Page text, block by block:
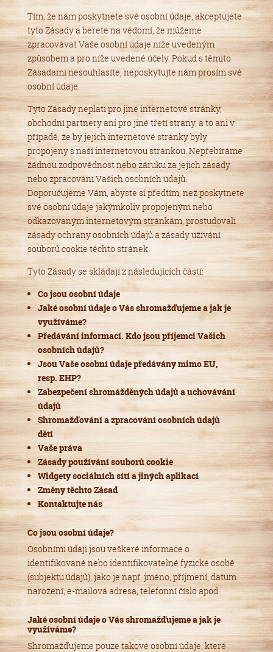
Tím, že nám poskytnete své osobní údaje, akceptujete
tyto Zásady a berete na vědomí, že můžeme
zpracovávat Vaše osobní údaje níže uvedeným
způsobem a pro níže uvedené účely. Pokud s těmito
Zásadami nesouhlasíte, neposkytujte nám prosím své
osobní údaje.
Tyto Zásady neplatí pro jiné internetové stránky,
obchodní partnery ani pro jiné třetí strany, a to ani v
případě, že by jejich internetové stránky byly
propojeny s naší internetovou stránkou. Nepřebíráme
žádnou zodpovědnost nebo záruku za jejich zásady
nebo zpracování Vašich osobních údajů.
Doporučujeme Vám, abyste si předtím, než poskytnete
své osobní údaje jakýmkoliv propojeným nebo
odkazovaným internetovým stránkám, prostudovali
zásady ochrany osobních údajů a zásady užívání
souborů cookie těchto stránek.
Tyto Zásady se skládají z následujících částí:
Co jsou osobní údaje
Jaké osobní údaje o Vás shromažďujeme a jak je
využíváme?
Předávání informací. Kdo jsou příjemci Vašich
osobních údajů?
Jsou Vaše osobní údaje předávány mimo EU,
resp. EHP?
Zabezpečení shromážděných údajů a uchovávání
údajů
Shromažďování a zpracování osobních údajů
dětí
Vaše práva
Zásady používání souborů cookie
Widgety sociálních sítí a jiných aplikací
Změny těchto Zásad
Kontaktujte nás
Co jsou osobní údaje?
Osobními údaji jsou veškeré informace o
identifikované nebo identifikovatelné fyzické osobě
(subjektu údajů), jako je např. jméno, příjmení, datum
narození, e-mailová adresa, telefonní číslo apod.
Jaké osobní údaje o Vás shromažďujeme a jak je
využíváme?
Shromažďujeme pouze takové osobní údaje, které